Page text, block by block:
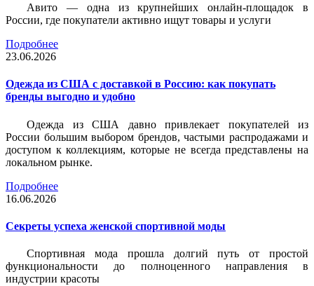
Авито — одна из крупнейших онлайн-площадок в
России, где покупатели активно ищут товары и услуги
Подробнее
23.06.2026
Одежда из США с доставкой в Россию: как покупать
бренды выгодно и удобно
Одежда из США давно привлекает покупателей из
России большим выбором брендов, частыми распродажами и
доступом к коллекциям, которые не всегда представлены на
локальном рынке.
Подробнее
16.06.2026
Секреты успеха женской спортивной моды
Спортивная мода прошла долгий путь от простой
функциональности до полноценного направления в
индустрии красоты